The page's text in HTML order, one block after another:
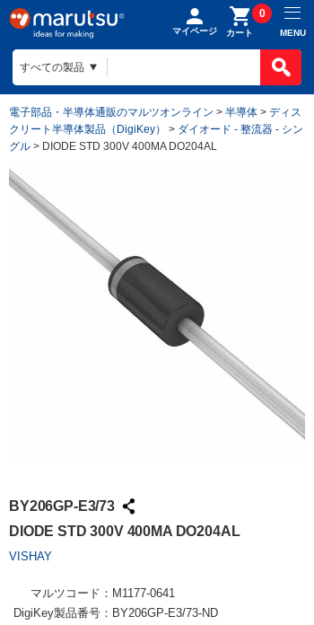
マイページ カート
0
MENU
電子部品・半導体通販のマルツオンライン > 半導体 > ディス
クリート半導体製品（DigiKey）
> ダイオード - 整流器 - シン
グル > DIODE STD 300V 400MA DO204AL
BY206GP-E3/73
DIODE STD 300V 400MA DO204AL
VISHAY
マルツコード： M1177-0641
DigiKey製品番号： BY206GP-E3/73-ND